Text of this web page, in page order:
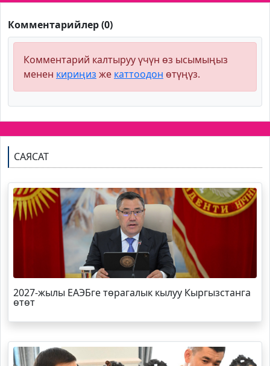
Комментарийлер (0)
Комментарий калтыруу үчүн өз ысымыңыз
менен кириңиз же каттоодон өтүңүз.
САЯСАТ
2027-жылы ЕАЭБге төрагалык кылуу Кыргызстанга
өтөт